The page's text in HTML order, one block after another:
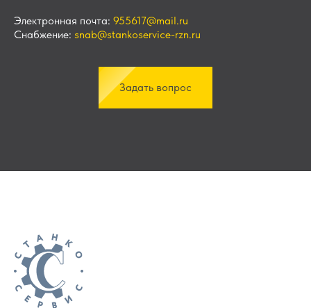
Электронная почта: 955617@mail.ru
Снабжение: snab@stankoservice-rzn.ru
Задать вопрос